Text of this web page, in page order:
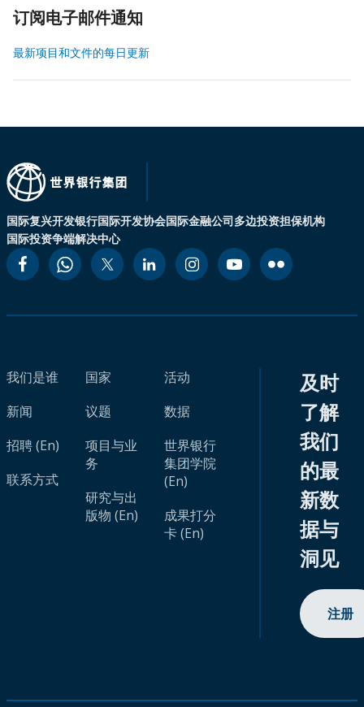
订阅电子邮件通知
最新项目和文件的每日更新
国际复兴开发银行国际开发协会国际金融公司多边投资担保机构
国际投资争端解决中心
我们是谁
新闻
招聘 (En)
联系方式
国家
议题
项目与业
务
研究与出
版物 (En)
活动
数据
世界银行
集团学院
(En)
成果打分
卡 (En)
及时
了解
我们
的最
新数
据与
洞见
注册